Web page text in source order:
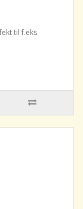
til f.eks